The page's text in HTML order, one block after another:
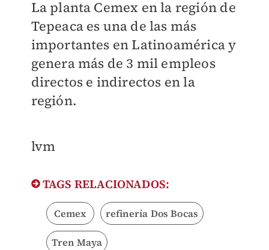
La planta Cemex en la región de
Tepeaca es una de las más
importantes en Latinoamérica y
genera más de 3 mil empleos
directos e indirectos en la
región.
lvm
TAGS RELACIONADOS:
Cemex refinería Dos Bocas
Tren Maya